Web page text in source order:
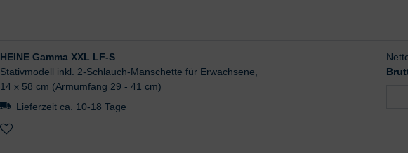
HEINE Gamma XXL LF-S
Stativmodell inkl. 2-Schlauch-Manschette für Erwachsene,
14 x 58 cm (Armumfang 29 - 41 cm)
Lieferzeit ca. 10-18 Tage